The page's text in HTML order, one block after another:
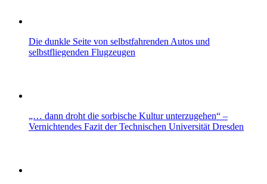
Die dunkle Seite von selbstfahrenden Autos und
selbstfliegenden Flugzeugen
„… dann droht die sorbische Kultur unterzugehen“ –
Vernichtendes Fazit der Technischen Universität Dresden